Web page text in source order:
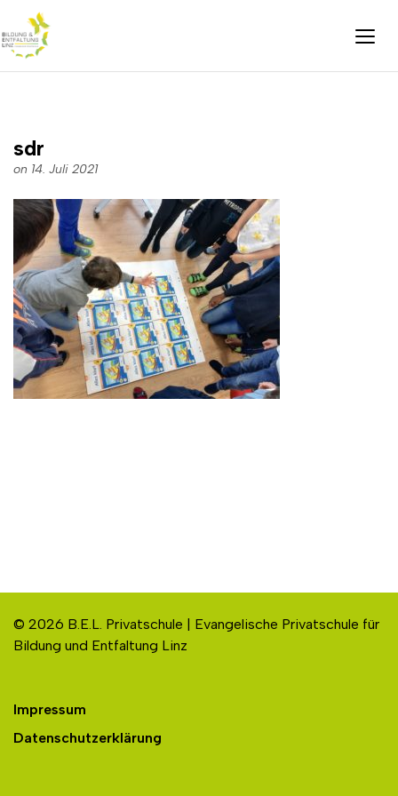
sdr
on 14. Juli 2021
© 2026 B.E.L. Privatschule | Evangelische Privatschule für
Bildung und Entfaltung Linz
Impressum
Datenschutzerklärung